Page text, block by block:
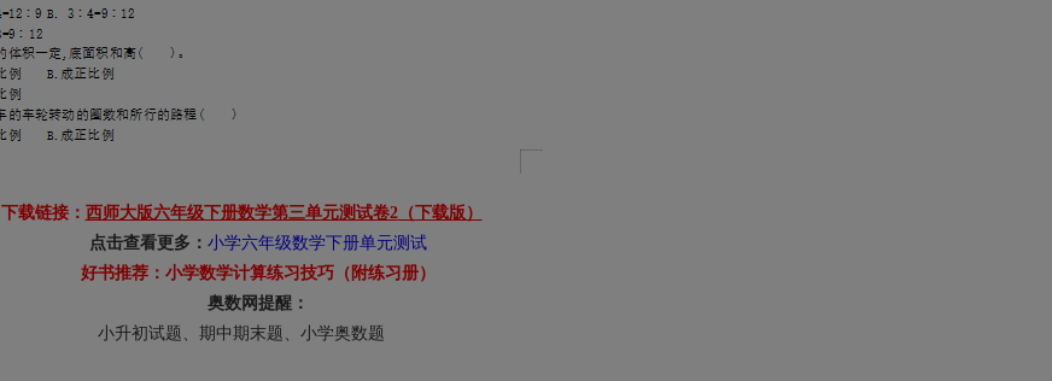
下载链接： 西师大版六年级下册数学第三单元测试卷2（下载版）
点击查看更多： 小学六年级数学下册单元测试
好书推荐： 小学数学计算练习技巧（附练习册）
奥数网提醒：
小升初试题、期中期末题、小学奥数题